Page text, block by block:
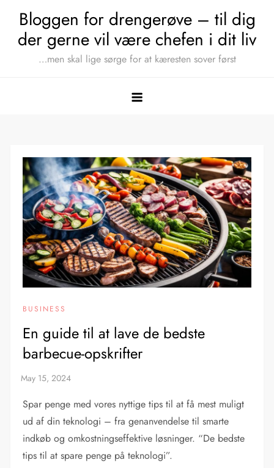
content
Bloggen for drengerøve – til dig
der gerne vil være chefen i dit liv
…men skal lige sørge for at kæresten sover først
BUSINESS
En guide til at lave de bedste
barbecue-opskrifter
Spar penge med vores nyttige tips til at få mest muligt
ud af din teknologi – fra genanvendelse til smarte
indkøb og omkostningseffektive løsninger. “De bedste
tips til at spare penge på teknologi”.